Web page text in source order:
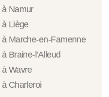
à Namur
Liège
Marche-en-Famenne
Braine-l'Alleud
Wavre
Charleroi